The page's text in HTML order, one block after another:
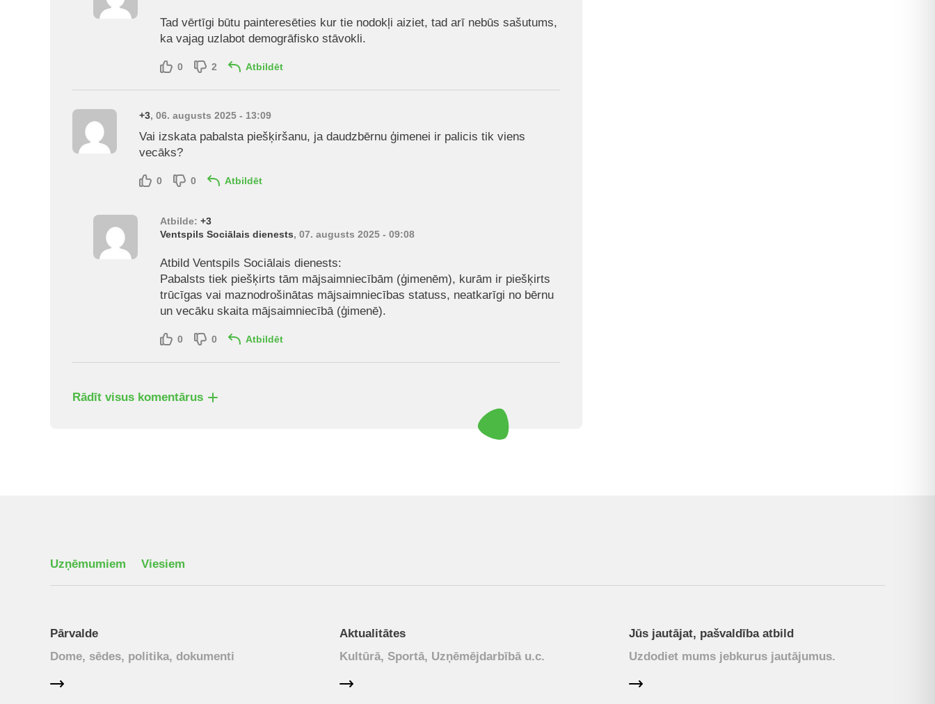
Tad vērtīgi būtu painteresēties kur tie nodokļi aiziet, tad arī nebūs sašutums,
ka vajag uzlabot demogrāfisko stāvokli.
0 2 Atbildēt
+3, 06. augusts 2025 - 13:09
Vai izskata pabalsta piešķiršanu, ja daudzbērnu ģimenei ir palicis tik viens
vecāks?
0 0 Atbildēt
Atbilde: +3
Ventspils Sociālais dienests, 07. augusts 2025 - 09:08
Atbild Ventspils Sociālais dienests:
Pabalsts tiek piešķirts tām mājsaimniecībām (ģimenēm), kurām ir piešķirts
trūcīgas vai maznodrošinātas mājsaimniecības statuss, neatkarīgi no bērnu
un vecāku skaita mājsaimniecībā (ģimenē).
0 0 Atbildēt
Rādīt visus komentārus
Uzņēmumiem Viesiem
Pārvalde
Dome, sēdes, politika, dokumenti
Aktualitātes
Kultūrā, Sportā, Uzņēmējdarbībā u.c.
Jūs jautājat, pašvaldība atbild
Uzdodiet mums jebkurus jautājumus.